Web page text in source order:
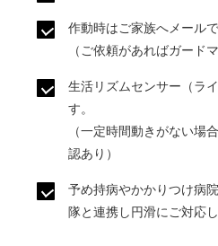
作動時はご家族へメール
（ご依頼があればガード
生活リズムセンサー（ラ
す。
（一定時間動きがない場
認あり）
予め持病やかかりつけ病
隊と連携し円滑にご対応し